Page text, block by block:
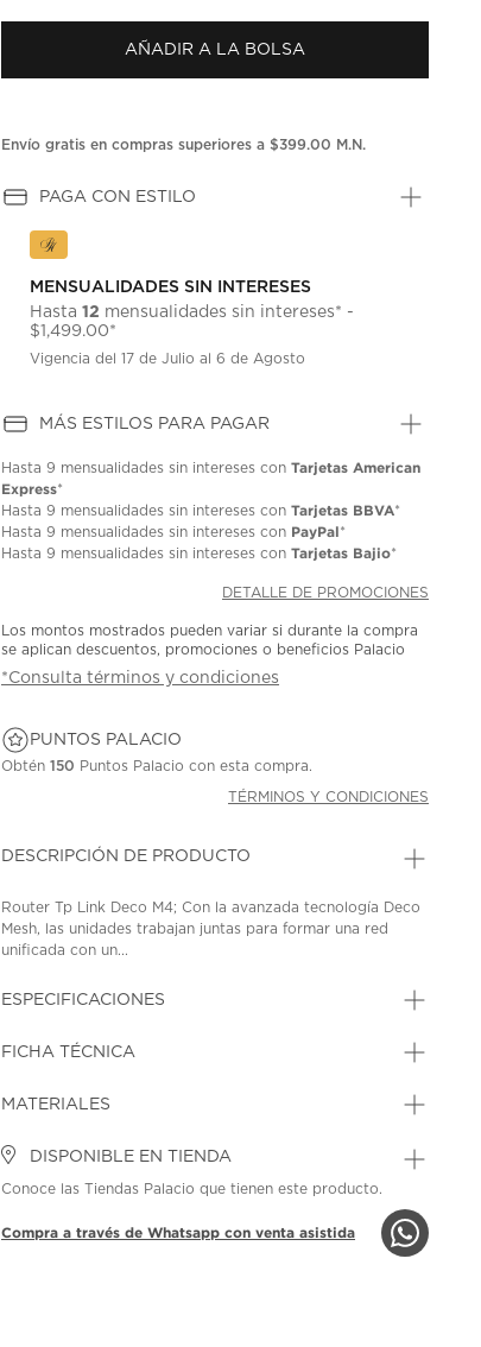
puntuación.
en
la
AÑADIR A LA BOLSA
Envío gratis en compras superiores a $399.00 M.N.
PAGA CON ESTILO
MENSUALIDADES SIN INTERESES
Hasta12 mensualidades sin intereses* -
$1,499.00*
Vigencia del 17 de Julio al 6 de Agosto
MÁS ESTILOS PARA PAGAR
Hasta9 mensualidades sin intereses conTarjetas American
Express*
Hasta9 mensualidades sin intereses conTarjetas BBVA*
Hasta9 mensualidades sin intereses con PayPal*
Hasta9 mensualidades sin intereses conTarjetas Bajio*
DETALLE DE PROMOCIONES
Los montos mostrados pueden variar si durante la compra
se aplican descuentos, promociones o beneficios Palacio
*Consulta términos y condiciones
PUNTOS PALACIO
Obtén150 Puntos Palacio con esta compra.
TÉRMINOS Y CONDICIONES
DESCRIPCIÓN DE PRODUCTO
Router Tp Link Deco M4; Con la avanzada tecnología Deco
Mesh, las unidades trabajan juntas para formar una red
unificada con un...
ESPECIFICACIONES
FICHA TÉCNICA
MATERIALES
DISPONIBLE EN TIENDA
Conoce las Tiendas Palacio que tienen este producto.
Compra a través de Whatsapp con venta asistida